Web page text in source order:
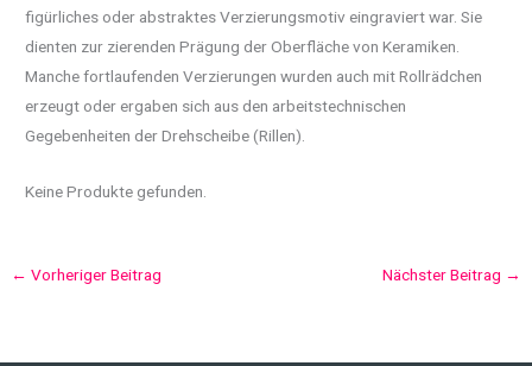
figürliches oder abstraktes Verzierungsmotiv eingraviert war. Sie
dienten zur zierenden Prägung der Oberfläche von Keramiken.
Manche fortlaufenden Verzierungen wurden auch mit Rollrädchen
erzeugt oder ergaben sich aus den arbeitstechnischen
Gegebenheiten der Drehscheibe (Rillen).
Keine Produkte gefunden.
← Vorheriger Beitrag Nächster Beitrag →